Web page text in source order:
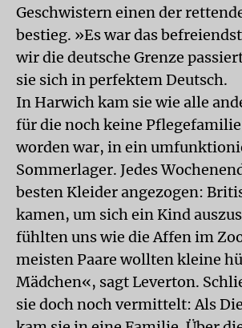
Geschwistern einen der
bestieg. »Es war das
wir die deutsche Grenze
sie sich in perfektem Deutsch.
In Harwich kam sie wie alle
für die noch keine
worden war, in ein
Sommerlager. Jedes
besten Kleider angezogen:
kamen, um sich ein Kind
fühlten uns wie die Affen im
meisten Paare wollten kleine
Mädchen«, sagt Leverton.
sie doch noch vermittelt: Als